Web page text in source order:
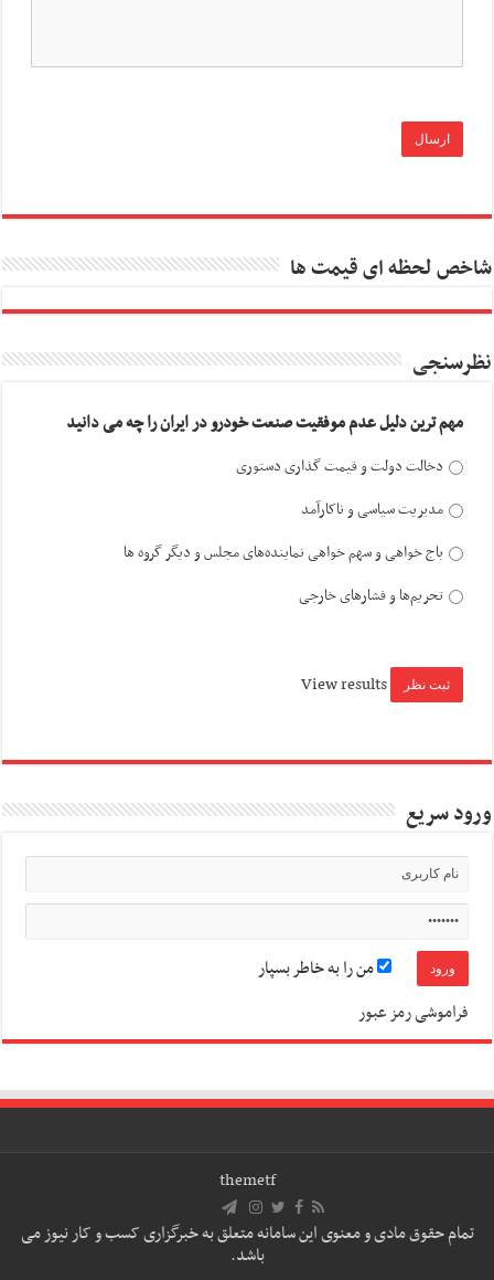
شاخص لحظه ای قیمت ها
نظرسنجی
مهم ترین دلیل عدم موفقیت صنعت خودرو در ایران را چه می دانید
دخالت دولت و قیمت گذاری دستوری
مدیریت سیاسی و ناکارآمد
باج خواهی و سهم خواهی نماینده‌های مجلس و دیگر گروه ها
تحریم‌ها و فشارهای خارجی
View results
ورود سریع
من را به خاطر بسپار
فراموشی رمز عبور
themetf
تمام حقوق مادی و معنوی این سامانه متعلق به خبرگزاری کسب و کار نیوز می
باشد.